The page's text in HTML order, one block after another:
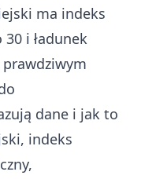
ma indeks
i ładunek
dane i jak to
indeks